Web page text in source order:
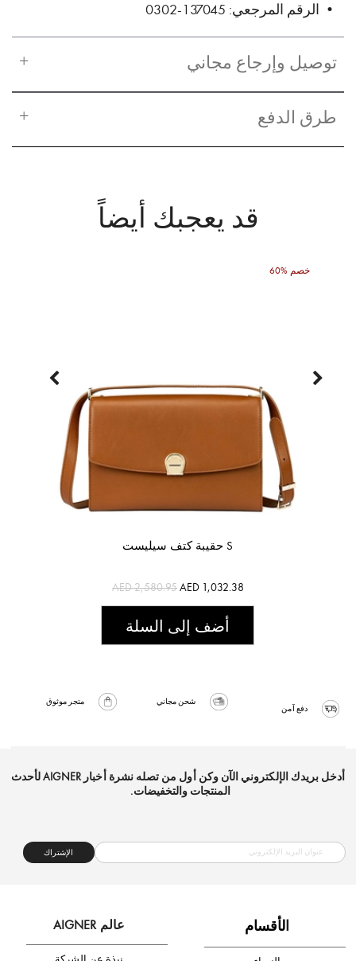
• الرقم المرجعي: 137045-0302
توصيل وإرجاع مجاني
طرق الدفع
قد يعجبك أيضاً
60% خصم
حقيبة كتف سيليست S
AED 2,580.95AED 1,032.38
أضف إلى السلة